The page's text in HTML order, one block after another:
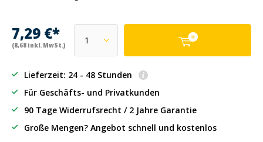
7,29 €*
(8,68 inkl. MwSt.)
Lieferzeit: 24 - 48 Stunden
Für Geschäfts- und Privatkunden
90 Tage Widerrufsrecht / 2 Jahre Garantie
Große Mengen? Angebot schnell und kostenlos